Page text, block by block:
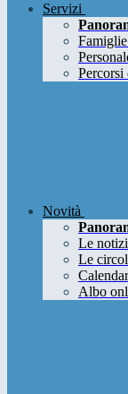
Servizi
Percorsi
Novità
Le
Le
Albo